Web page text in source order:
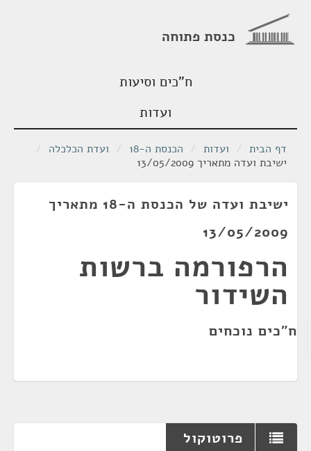
כנסת פתוחה
ח"כים וסיעות
ועדות
דף הבית / ועדות / הכנסת ה-18 / ועדת הכלכלה /
ישיבת ועדה מתאריך 13/05/2009
ישיבת ועדה של הכנסת ה-18 מתאריך
13/05/2009
הרפורמה ברשות
השידור
ח"כים נוכחים
פרוטוקול